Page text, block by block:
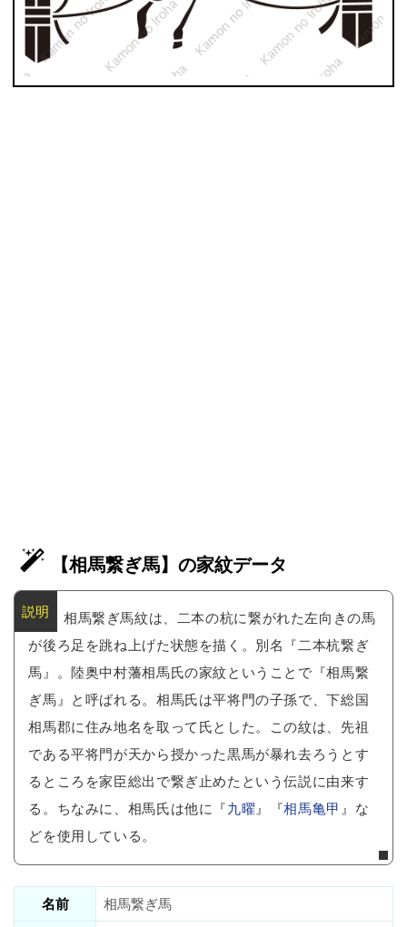
【相馬繋ぎ馬】の家紋データ
相馬繋ぎ馬紋は、二本の杭に繋がれた左向きの馬
が後ろ足を跳ね上げた状態を描く。別名『二本杭繋ぎ
馬』。陸奥中村藩相馬氏の家紋ということで『相馬繋
ぎ馬』と呼ばれる。相馬氏は平将門の子孫で、下総国
相馬郡に住み地名を取って氏とした。この紋は、先祖
である平将門が天から授かった黒馬が暴れ去ろうとす
るところを家臣総出で繋ぎ止めたという伝説に由来す
る。ちなみに、相馬氏は他に『九曜』『相馬亀甲』な
どを使用している。
名前
相馬繋ぎ馬